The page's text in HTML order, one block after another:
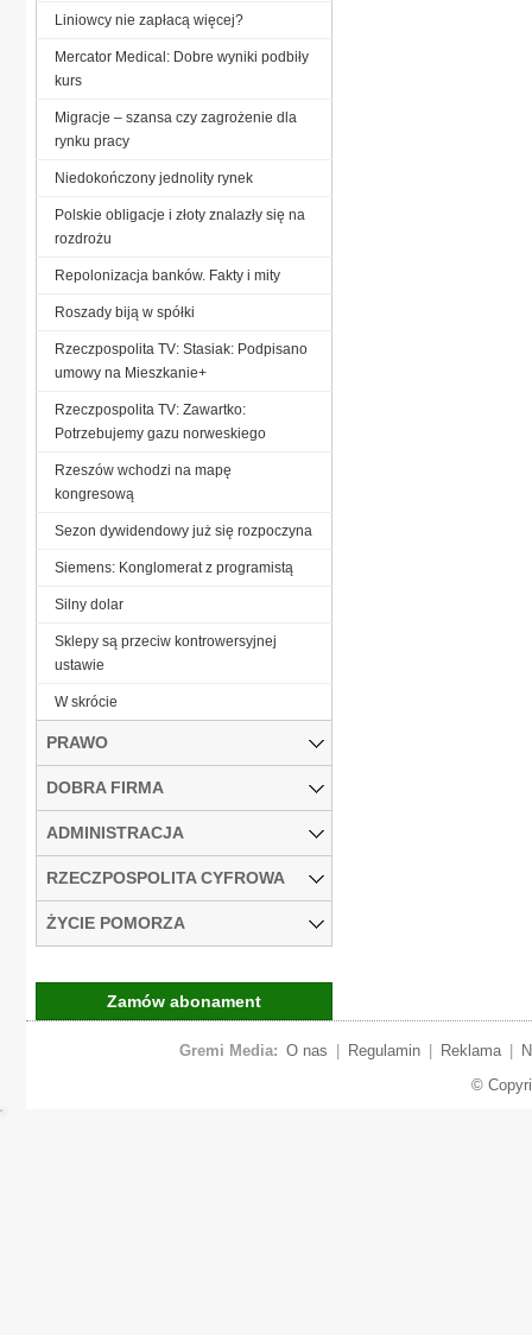
Liniowcy nie zapłacą więcej?
Mercator Medical: Dobre wyniki podbiły
kurs
Migracje – szansa czy zagrożenie dla
rynku pracy
Niedokończony jednolity rynek
Polskie obligacje i złoty znalazły się na
rozdrożu
Repolonizacja banków. Fakty i mity
Roszady biją w spółki
Rzeczpospolita TV: Stasiak: Podpisano
umowy na Mieszkanie+
Rzeczpospolita TV: Zawartko:
Potrzebujemy gazu norweskiego
Rzeszów wchodzi na mapę
kongresową
Sezon dywidendowy już się rozpoczyna
Siemens: Konglomerat z programistą
Silny dolar
Sklepy są przeciw kontrowersyjnej
ustawie
W skrócie
PRAWO
DOBRA FIRMA
ADMINISTRACJA
RZECZPOSPOLITA CYFROWA
ŻYCIE POMORZA
Zamów abonament
Gremi Media: O nas Regulamin Reklama
©